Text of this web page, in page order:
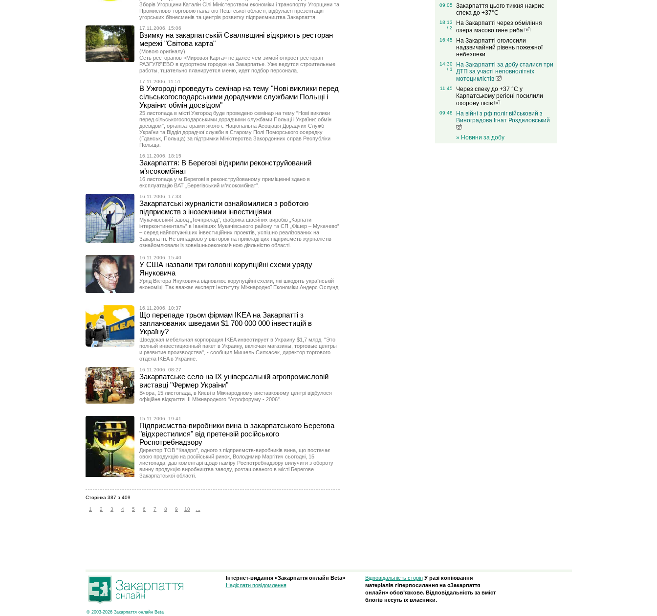
Зборів Угорщини Каталін Сілі Міністерством економіки і транспорту Угорщини та
Промислово-торговою палатою Пештської області, відбулася презентація
угорських бізнесменів та центрів розвитку підприємництва Закарпаття.
17.11.2006, 15:06
Взимку на закарпатській Свалявщині відкриють ресторан
мережі "Світова карта"
(Мовою оригіналу)
Сеть ресторанов «Мировая Карта» не далее чем зимой откроет ресторан
РАЗГУЛЯЕВО в курортном городке на Закарпатье. Уже ведутся строительные
работы, тщательно планируется меню, идет подбор персонала.
17.11.2006, 11:51
В Ужгороді проведуть семінар на тему "Нові виклики перед
сільськогосподарськими дорадчими службами Польщі і
України: обмін досвідом"
25 листопада в місті Ужгород буде проведено семінар на тему "Нові виклики
перед сільськогосподарськими дорадчими службами Польщі і України: обмін
досвідом", організаторами якого є Національна Асоціація Дорадчих Служб
України та Відділ дорадчої служби в Старому Полі Поморського осередку
(Гданськ, Польща) за підтримки Міністерства Закордонних справ Республіки
Польща.
16.11.2006, 18:15
Закарпаття: В Берегові відкрили реконструйований
м’ясокомбінат
16 листопада у м.Берегові в реконструйованому приміщенні здано в
експлуатацію ВАТ „Берегівський м’ясокомбінат”.
16.11.2006, 17:33
Закарпатські журналісти ознайомилися з роботою
підприємств з іноземними інвестиціями
Мукачівський завод „Точприлад”, фабрика швейних виробів „Карпати
інтерконтиненталь” в Іванівцях Мукачівського району та СП „Фішер – Мукачево”
– серед найпотужніших інвестиційних проектів, успішно реалізованих на
Закарпатті. Не випадково у вівторок на прикладі цих підприємств журналістів
ознайомлювали із зовнішньоекономічною діяльністю області.
16.11.2006, 15:40
У США назвали три головні корупційні схеми уряду
Януковича
Уряд Віктора Януковича відновлює корупуційні схеми, які шкодять українській
економіці. Так вважає експерт Інституту Міжнародної Економіки Андерс Ослунд.
16.11.2006, 10:37
Що перепаде трьом фірмам IKEA на Закарпатті з
запланованих шведами $1 700 000 000 інвестицій в
Україну?
Шведская мебельная корпорация IKEA инвестирует в Украину $1,7 млрд. "Это
полный инвестиционный пакет в Украину, включая магазины, торговые центры
и развитие производства", - сообщил Мишель Силхасек, директор торгового
отдела IKEA в Украине.
16.11.2006, 08:27
Закарпатське село на IX універсальній агропромисловій
виставці "Фермер України"
Вчора, 15 листопада, в Києві в Міжнародному виставковому центрі відбулося
офіційне відкриття ІІІ Міжнародного "Агрофоруму - 2006".
15.11.2006, 19:41
Підприємства-виробники вина із закарпатського Берегова
"відхрестилися" від претензій російського
Роспотребнадзору
Директор ТОВ "Квадро", одного з підприємств-виробників вина, що постачає
свою продукцію на російський ринок, Володимир Маргітич сьогодні, 15
листопада, дав коментарі щодо наміру Роспотребнадзору вилучити з обороту
винну продукцію виробництва заводу, розташованого в місті Берегове
Закарпатської області.
Сторінка 387 з 409
1 2 3 4 5 6 7 8 9 10 ...
09:05
Закарпаття цього тижня накриє
спека до +37°C
18:13
/ 2
На Закарпатті через обміління
озера масово гине риба
16:45
На Закарпатті оголосили
надзвичайний рівень пожежної
небезпеки
14:30
/ 1
На Закарпатті за добу сталися три
ДТП за участі неповнолітніх
мотоциклістів
11:45
Через спеку до +37 °C у
Карпатському регіоні посилили
охорону лісів
09:48
На війні з рф поліг військовий з
Виноградова Ігнат Роздяловський
» Новини за добу
© 2003-2026 Закарпаття онлайн Beta
Інтернет-видання «Закарпаття онлайн Beta»
Надіслати повідомлення
Відповідальність сторін У разі копіювання
матеріалів гіперпосилання на «Закарпаття
онлайн» обов’язкове. Відповідальність за вміст
блогів несуть їх власники.